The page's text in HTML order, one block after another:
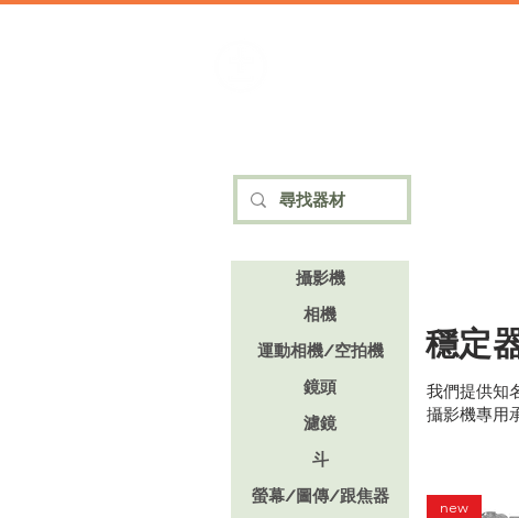
穩定
我們提供知
攝影機專用
new
攝影機
相機
運動相機/空拍機
鏡頭
濾鏡
斗
螢幕/圖傳/跟焦器